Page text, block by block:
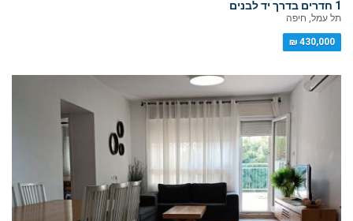
1 חדרים בדרך יד לבנים
תל עמל, חיפה
430,000 ₪